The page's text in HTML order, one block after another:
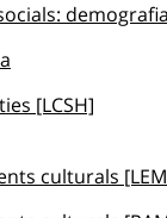
[LCSH]
culturals